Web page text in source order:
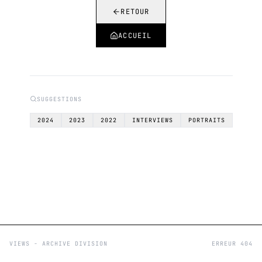
RETOUR
ACCUEIL
SUGGESTIONS
2024 2023 2022 INTERVIEWS PORTRAITS
VIEWS - ARCHIVE DIVISION ERREUR 404